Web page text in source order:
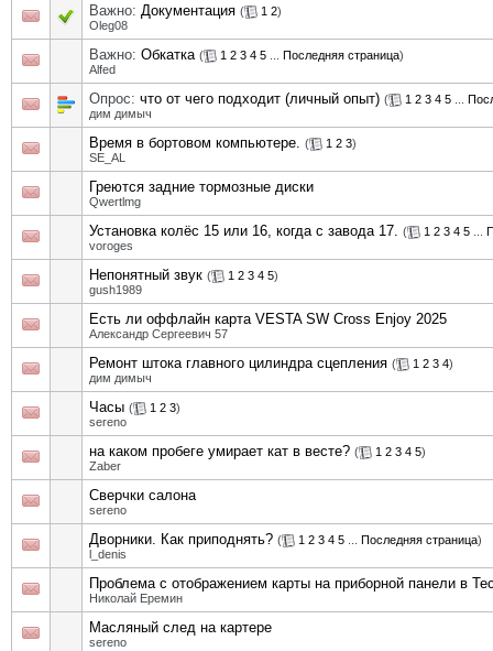
Важно: Документация ( 1 2)
Oleg08
Важно: Обкатка ( 1 2 3 4 5 Последняя страница)
Alfed
Опрос: что от чего подходит (личный опыт) ( 1 2 3 4 5
дим димыч
Время в бортовом компьютере. ( 1 2 3)
SE_AL
Греются задние тормозные диски
Qwertlmg
Установка колёс 15 или 16, когда с завода 17. ( 1 2 3 4 5
voroges
Непонятный звук ( 1 2 3 4 5)
gush1989
Есть ли оффлайн карта VESTA SW Cross Enjoy 2025
Александр Сергеевич 57
Ремонт штока главного цилиндра сцепления ( 1 2 3 4)
дим димыч
Часы ( 1 2 3)
sereno
на каком пробеге умирает кат в весте? ( 1 2 3 4 5)
Zaber
Сверчки салона
sereno
Дворники. Как приподнять? ( 1 2 3 4 5 Последняя страница)
l_denis
Проблема с отображением карты на приборной панели в
Николай Еремин
Масляный след на картере
sereno